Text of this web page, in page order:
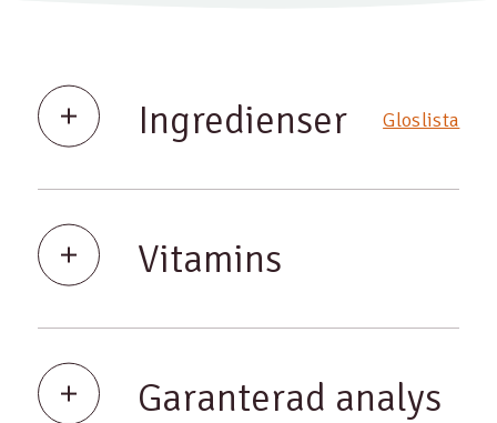
Ingredienser Gloslista
Vitamins
Garanterad analys